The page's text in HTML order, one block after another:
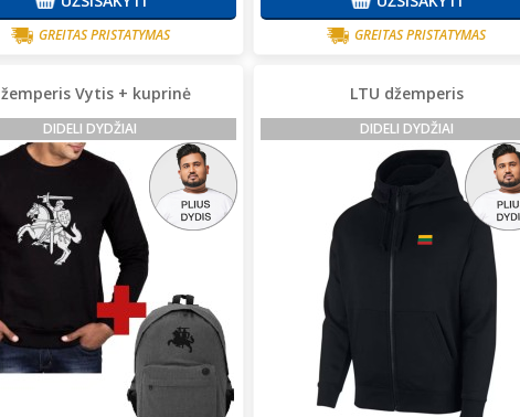
GREITAS PRISTATYMAS GREITAS PRISTATYMAS
Vytis + kuprinė
DIDELI DYDŽIAI
LTU džemperis
DIDELI DYDŽIAI